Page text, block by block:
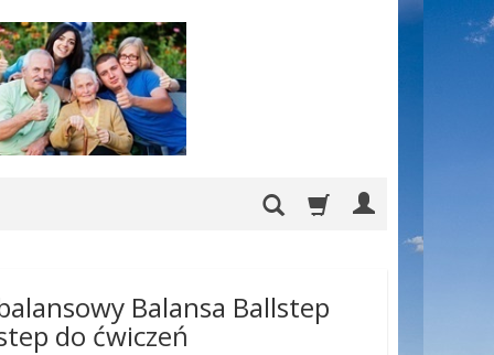
Balansa Ballstep
do ćwiczeń